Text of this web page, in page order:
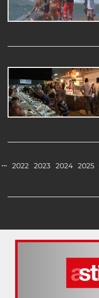
… 2022 2023 2024 2025